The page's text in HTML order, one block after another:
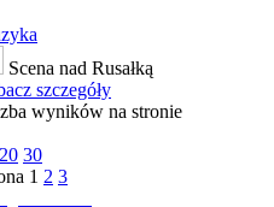
Scena nad Rusałką
szczegóły
wyników na stronie
20 30
1 2 3